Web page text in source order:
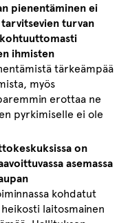
pienentäminen ei
tarvitsevien turvan
ihmisten
tärkeämpää
myös
erottaa ne
pyrkimiselle ei ole
on
asemassa
kohdatut
laitosmainen